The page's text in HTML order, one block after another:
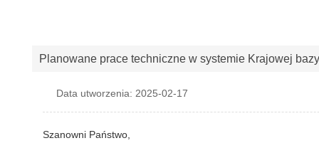
Planowane prace techniczne w systemie Krajowej bazy
Data utworzenia: 2025-02-17
Szanowni Państwo,